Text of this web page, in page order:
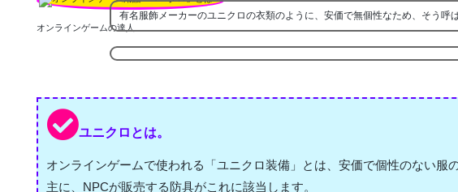
オンラインゲームの達人
有名服飾メーカーのユニクロの衣類のように、安価で無個性なため、そう呼
ユニクロとは。
オンラインゲームで使われる「ユニクロ装備」とは、安価で個性のない服
主に、NPCが販売する防具がこれに該当します。